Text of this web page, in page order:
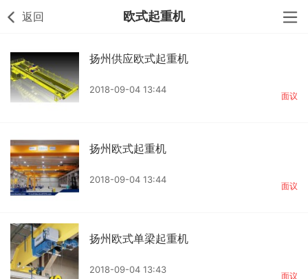
返回 欧式起重机
扬州供应欧式起重机
面议
2018-09-04 13:44
扬州欧式起重机
面议
2018-09-04 13:44
扬州欧式单梁起重机
面议
2018-09-04 13:43